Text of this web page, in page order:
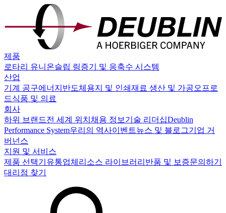
제품
로타리 유니온슬립 링증기 및 응축수 시스템
산업
기계 공구에너지 반도체 용지 및 인쇄재료 생산 및 가공오프로
드식품 및 의료
회사
하위 브랜드전 세계 위치 채용 정보 기술 리더십Deublin
Performance System우리의 역사이벤트뉴스 및 블로그기업 거
버넌스
지원 및 서비스
제품 선택기 유통업체 리소스 라이브러리 반품 및 보증문의하기
대리점 찾기